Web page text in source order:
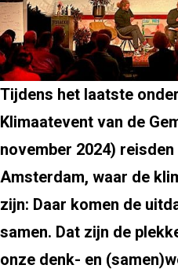
Tijdens het laatste
Klimaatevent van de
november 2024)
Amsterdam, waar de
zijn: Daar komen de
samen. Dat zijn de
onze denk- en